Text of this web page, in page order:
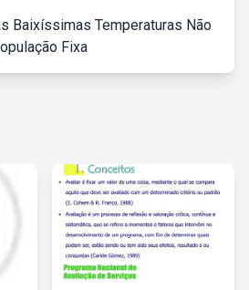
Baixíssimas Temperaturas Não
Fixa